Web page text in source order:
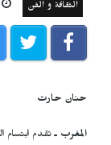
الثقافة و الفن
حنان حارت
المغرب ـ تقدم ابتسام